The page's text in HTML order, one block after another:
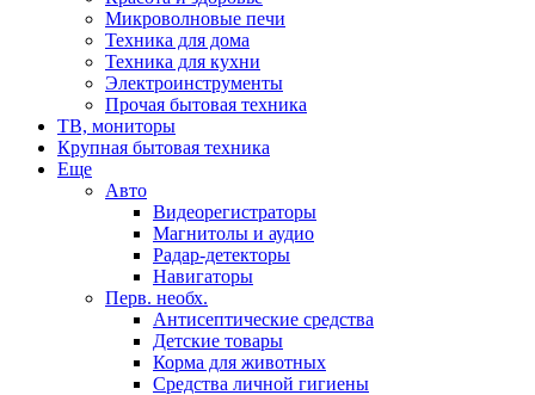
Микроволновые печи
Техника для дома
Техника для кухни
Электроинструменты
Прочая бытовая техника
ТВ, мониторы
Крупная бытовая техника
Еще
Авто
Видеорегистраторы
Магнитолы и аудио
Радар-детекторы
Навигаторы
Перв. необх.
Антисептические средства
Детские товары
Корма для животных
Средства личной гигиены